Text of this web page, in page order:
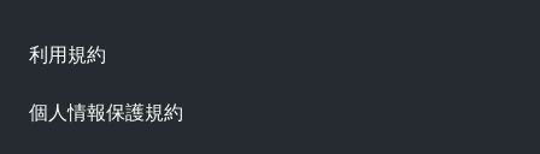
利用規約
個人情報保護規約